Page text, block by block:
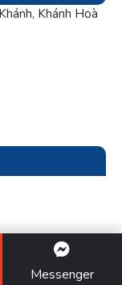
Khánh Hoà
Messenger
bởi Khatech